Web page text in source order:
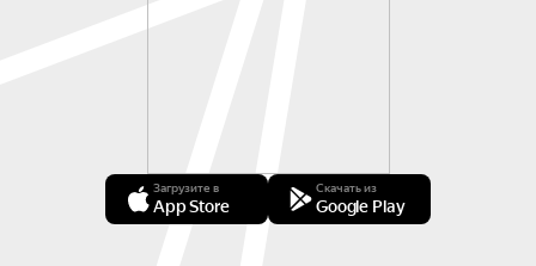
Загрузите в
App Store
Скачать из
Google Play